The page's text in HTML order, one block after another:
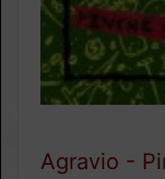
Agravio -